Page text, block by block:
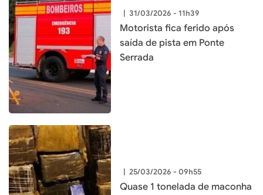
| 31/03/2026 - 11h39
Motorista fica ferido após
saída de pista em Ponte
Serrada
| 25/03/2026 - 09h55
Quase 1 tonelada de maconha